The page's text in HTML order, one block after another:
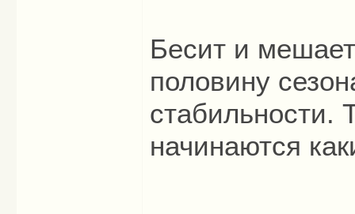
Бесит и
половину
стабильности.
начинаются